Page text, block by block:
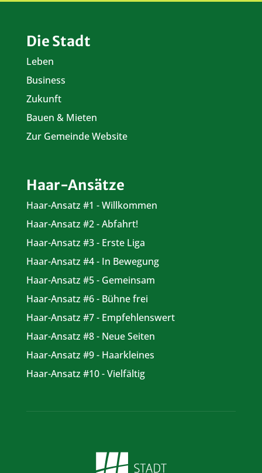
Die Stadt
Leben
Business
Zukunft
Bauen & Mieten
Zur Gemeinde Website
Haar-Ansätze
Haar-Ansatz #1 - Willkommen
Haar-Ansatz #2 - Abfahrt!
Haar-Ansatz #3 - Erste Liga
Haar-Ansatz #4 - In Bewegung
Haar-Ansatz #5 - Gemeinsam
Haar-Ansatz #6 - Bühne frei
Haar-Ansatz #7 - Empfehlenswert
Haar-Ansatz #8 - Neue Seiten
Haar-Ansatz #9 - Haarkleines
Haar-Ansatz #10 - Vielfältig